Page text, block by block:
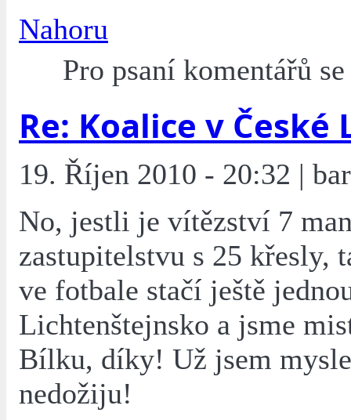
Nahoru
Pro psaní komentářů
Re: Koalice v České
19. Říjen 2010 - 20:32 |
No, jestli je vítězství 7
zastupitelstvu s 25 křesly,
ve fotbale stačí ještě
Lichtenštejnsko a jsme
Bílku, díky! Už jsem
nedožiju!